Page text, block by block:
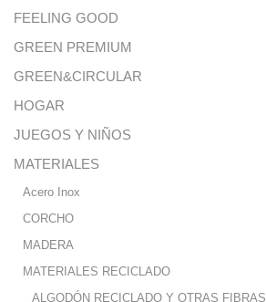
FEELING GOOD
GREEN PREMIUM
GREEN&CIRCULAR
HOGAR
JUEGOS Y NIÑOS
MATERIALES
Acero Inox
CORCHO
MADERA
MATERIALES RECICLADO
ALGODÓN RECICLADO Y OTRAS